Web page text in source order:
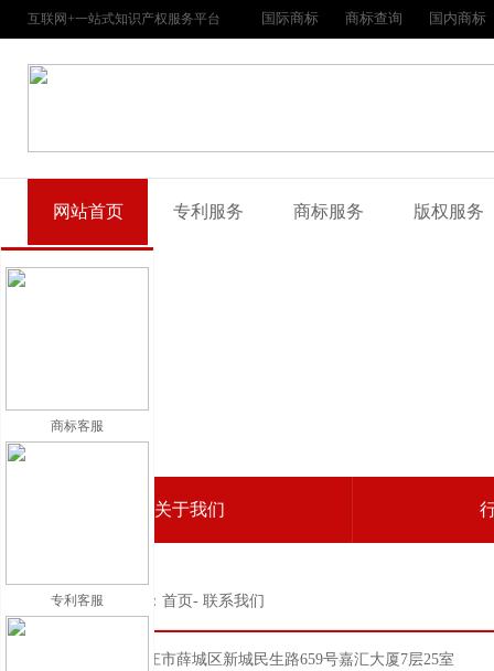
互联网+一站式知识产权服务平台 国际商标 商标查询 国内商标
网站首页 专利服务 商标服务 版权服务
关于我们
当前位置：首页- 联系我们
地址：山东省枣庄市薛城区新城民生路659号嘉汇大厦7层25室
商标客服
专利客服